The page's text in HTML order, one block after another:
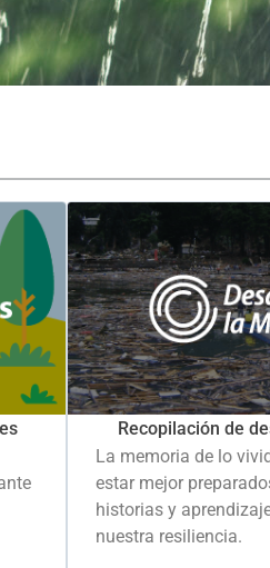
Recopilación de
La memoria de lo
estar mejor
historias y
nuestra resiliencia.